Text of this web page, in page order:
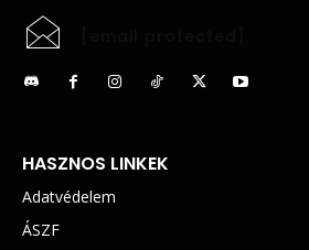
HASZNOS LINKEK
Adatvédelem
ÁSZF